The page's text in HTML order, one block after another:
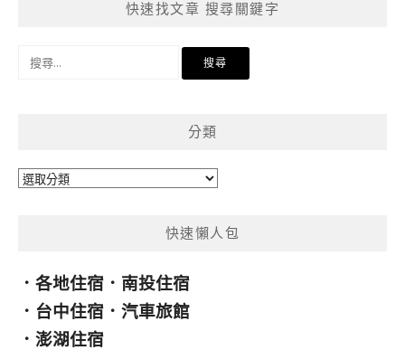
快速找文章 搜尋關鍵字
分類
分
快速懶人包
． 各地住宿 ． 南投住宿
． 台中住宿 ． 汽車旅館
． 澎湖住宿